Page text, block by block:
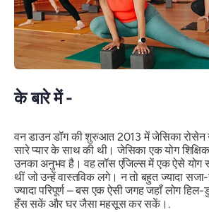
के बारे में -
वन डाउन डॉग की शुरुआत 2013 में जेसिका
सारे प्यार के साथ की थी। जेसिका एक योग
उनका अनुभव है। वह लॉस एंजिल्स में एक ऐसे योग
थीं जो उन्हें वास्तविक लगे। न तो बहुत ज्यादा
ज्यादा परिपूर्ण – बस एक ऐसी जगह जहाँ लोग
हँस सकें और घर जैसा महसूस कर सकें।.